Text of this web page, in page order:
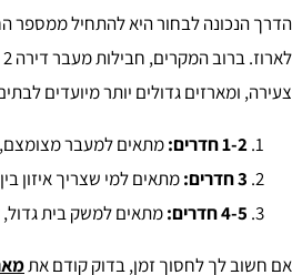
הדרך הנכונה לבחור היא להתחיל ממספר
צעירה, ומארזים גדולים יותר מיועדים
1-2 חדרים:
מתאים למעבר מצומצם,
3 חדרים:
מתאים למי שצריך איזון
4-5 חדרים:
מתאים למשק בית גדול,
אם חשוב לך לחסוך זמן, בדוק קודם את